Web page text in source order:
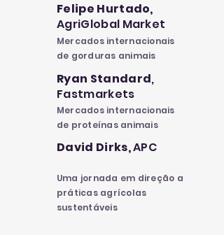
Felipe Hurtado,
AgriGlobal Market
Mercados internacionais
de gorduras animais
Ryan Standard,
Fastmarkets
Mercados internacionais
de proteínas animais
David Dirks,APC
Uma jornada em direção a
práticas agrícolas
sustentáveis